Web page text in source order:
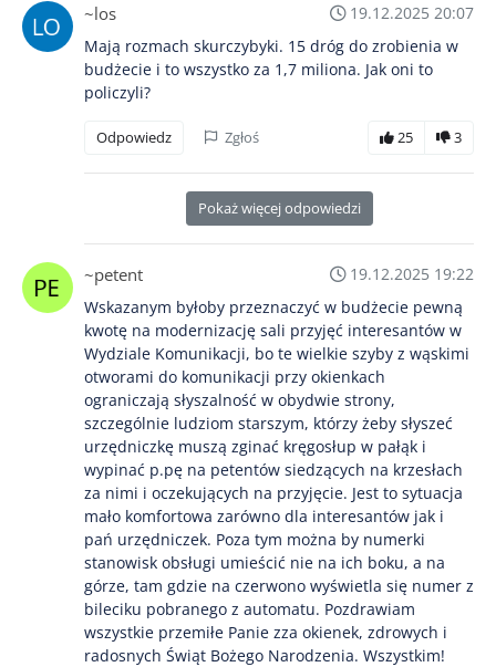
~los
19.12.2025 20:07
Mają rozmach skurczybyki. 15 dróg do zrobienia w
budżecie i to wszystko za 1,7 miliona. Jak oni to
policzyli?
Odpowiedz Zgłoś 25 3
Pokaż więcej odpowiedzi
~petent
19.12.2025 19:22
Wskazanym byłoby przeznaczyć w budżecie pewną
kwotę na modernizację sali przyjęć interesantów w
Wydziale Komunikacji, bo te wielkie szyby z wąskimi
otworami do komunikacji przy okienkach
ograniczają słyszalność w obydwie strony,
szczególnie ludziom starszym, którzy żeby słyszeć
urzędniczkę muszą zginać kręgosłup w pałąk i
wypinać p.pę na petentów siedzących na krzesłach
za nimi i oczekujących na przyjęcie. Jest to sytuacja
mało komfortowa zarówno dla interesantów jak i
pań urzędniczek. Poza tym można by numerki
stanowisk obsługi umieścić nie na ich boku, a na
górze, tam gdzie na czerwono wyświetla się numer z
bileciku pobranego z automatu. Pozdrawiam
wszystkie przemiłe Panie zza okienek, zdrowych i
radosnych Świąt Bożego Narodzenia. Wszystkim!